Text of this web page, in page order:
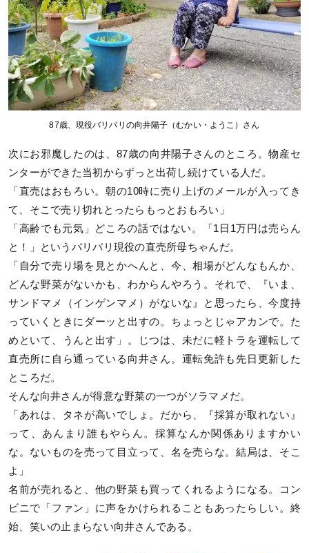
87歳、現役バリバリの向井陽子（むかい・ようこ）さん
次にお邪魔したのは、87歳の向井陽子さんのところ。物産セ
ンターができた当初からずっと出荷し続けている人だ。
「直売はおもろい。朝の10時に売り上げのメールが入ってき
て、そこで売り切れとったらもっとおもろい」
「高齢でも元気」どころの話ではない。「1日1万円は売らん
と！」というバリバリ現役の直売所母ちゃんだ。
「自分で売り場を見とかへんと、今、相場がどんなもんか、
どんな野菜がないかも、わからんやろう。それで、『いま、
サンドマメ（インゲンマメ）がないな』と思ったら、今度持
っていくときにダーッと出すの。ちょっとじゃアカンで。た
めといて、うんと出す」。じつは、未だに軽トラを運転して
直売所に自ら通っている向井さん。運転免許も先日更新した
ところだ。
そんな向井さんが得意な野菜の一つがソラマメだ。
「あれは、タネが高いでしょ。だから、『採算が取れない』
って、あんまり誰もやらん。採算なんか関係ありますかい
な。ないものを売って目立って、名を売らな。結局は、そこ
よ」
名前が売れると、他の野菜も買ってくれるようになる。コン
ビニで「ファン」に声をかけられることもあったらしい。終
始、笑いの止まらない向井さんである。